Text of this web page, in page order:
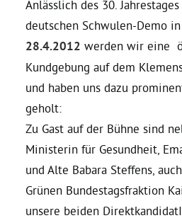
Josefine Paul, MdL
Robin Korte, MdL
Delegierte
Anlässlich des 30.
deutschen Schwulen-Demo
28.4.2012 werden wir eine
Kundgebung auf dem
und haben uns dazu
geholt:
Zu Gast auf der Bühne sind
Ministerin für Gesundheit,
und Alte Babara Steffens,
Grünen Bundestagsfraktion
unsere beiden